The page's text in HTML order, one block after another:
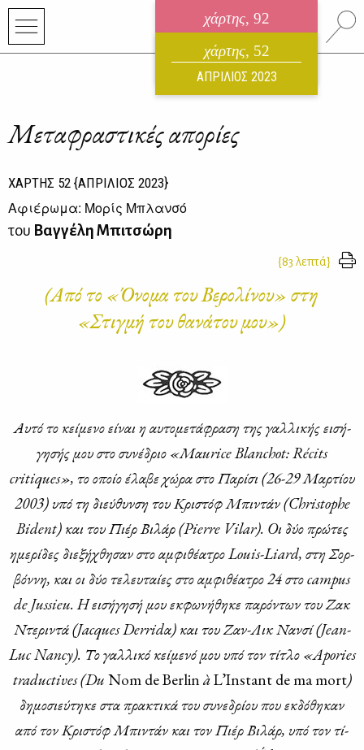
χάρτης, 92
ηλεκτρονικό περιοδικό
ΑΥΓΟΥΣΤΟΣ 2026
χάρτης, 52
ΑΠΡΙΛΙΟΣ 2023
Μεταφραστικές απορίες
ΧΑΡΤΗΣ 52 {ΑΠΡΙΛΙΟΣ 2023}
Αφιέρωμα: Μορίς Μπλανσό
του Βαγγέλη Μπιτσώρη
{83 λεπτά}
(Από το «Όνομα του Βερολίνου» στη
«Στιγμή του θανάτου μου»)
Αυ­τό το κεί­με­νο εί­ναι η αυ­το­με­τά­φρα­ση της γαλ­λι­κής ει­σή­
γη­σής μου στο συ­νέ­δριο «ΜαuriceBlanchot:Récits
critiques», το οποίο έλα­βε χώ­ρα στο Πα­ρί­σι (26-29 Μαρ­τί­ου
2003) υπό τη διεύ­θυν­ση του Κρι­στόφ Μπι­ντάν (Christophe
Bident) και του Πιέρ Βι­λάρ (Pierre Vilar). Oι δύο πρώ­τες
ημε­ρί­δες διε­ξή­χθη­σαν στο αμ­φι­θέ­α­τροLouis-Liard, στη Σορ­
βόν­νη, και οι δύο τε­λευ­ταί­ες στο αμ­φι­θέ­α­τρο 24 στοcampus
deJussieu.Hει­σή­γη­σή μου εκ­φω­νή­θη­κε πα­ρό­ντων του Ζακ
Ντε­ρι­ντά (JacquesDerridα) και του Ζαν-Λικ Ναν­σί (Jean-
LucNancy). Το γαλ­λι­κό κεί­με­νό μου υπό τον τί­τλο «Apories
traductives(Du Nom de Berlin àL’Instant de ma mort)
δη­μο­σιεύ­τη­κε στα πρα­κτι­κά του συ­νε­δρί­ου που εκ­δό­θη­καν
από τον Κρι­στόφ Μπι­ντάν και τον Πιέρ Βι­λάρ, υπό τον τί­